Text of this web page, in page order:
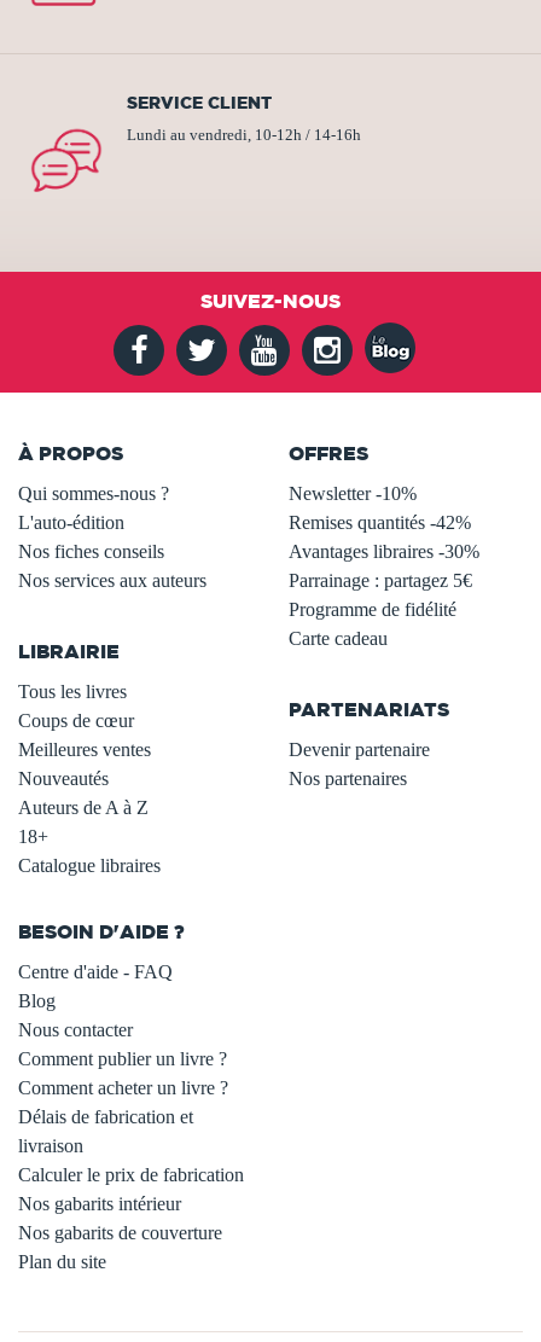
SERVICE CLIENT
Lundi au vendredi, 10-12h / 14-16h
SUIVEZ-NOUS
À PROPOS
Qui sommes-nous ?
L'auto-édition
Nos fiches conseils
Nos services aux auteurs
LIBRAIRIE
Tous les livres
Coups de cœur
Meilleures ventes
Nouveautés
Auteurs de A à Z
18+
Catalogue libraires
OFFRES
Newsletter -10%
Remises quantités -42%
Avantages libraires -30%
Parrainage : partagez 5€
Programme de fidélité
Carte cadeau
PARTENARIATS
Devenir partenaire
Nos partenaires
BESOIN D'AIDE ?
Centre d'aide - FAQ
Blog
Nous contacter
Comment publier un livre ?
Comment acheter un livre ?
Délais de fabrication et
livraison
Calculer le prix de fabrication
Nos gabarits intérieur
Nos gabarits de couverture
Plan du site